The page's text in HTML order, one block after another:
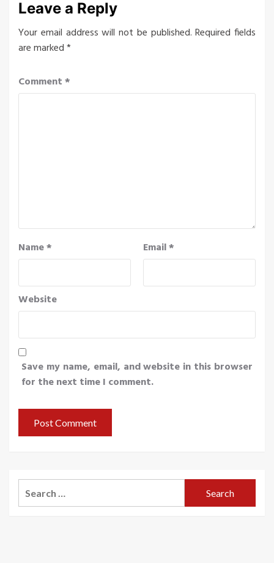
Leave a Reply
Your email address will not be published. Required fields
are marked*
Comment*
Name* Email*
Website
Save my name, email, and website in this browser
for the next time I comment.
for: